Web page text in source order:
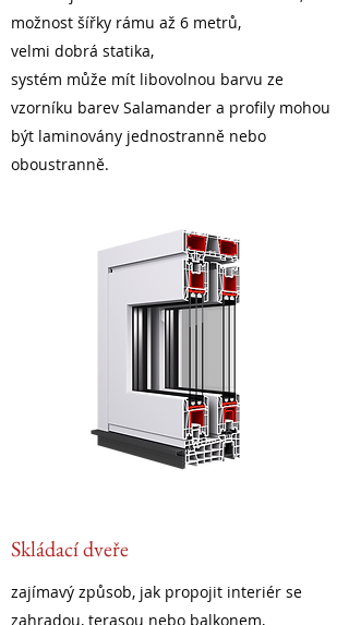
možnost šířky rámu až 6 metrů,
velmi dobrá statika,
systém může mít libovolnou barvu ze
vzorníku barev Salamander a profily mohou
být laminovány jednostranně nebo
oboustranně.
Skládací dveře
zajímavý způsob, jak propojit interiér se
zahradou, terasou nebo balkonem,